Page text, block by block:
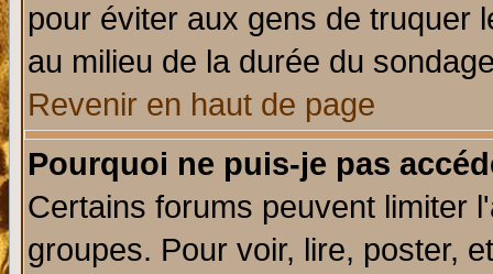
pour éviter aux gens de truquer
au milieu de la durée du
Revenir en haut de page
Pourquoi ne puis-je pas
Certains forums peuvent limiter
groupes. Pour voir, lire, poster,